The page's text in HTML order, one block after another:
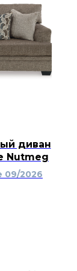
диван
Nutmeg
09/2026